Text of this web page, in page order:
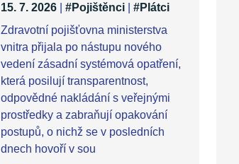
15. 7. 2026 #Pojištěnci
#Plátci
Zdravotní pojišťovna ministerstva
vnitra přijala po nástupu nového
vedení zásadní systémová opatření,
která posilují transparentnost,
odpovědné nakládání s veřejnými
prostředky a zabraňují opakování
postupů, o nichž se v posledních
dnech hovoří v sou